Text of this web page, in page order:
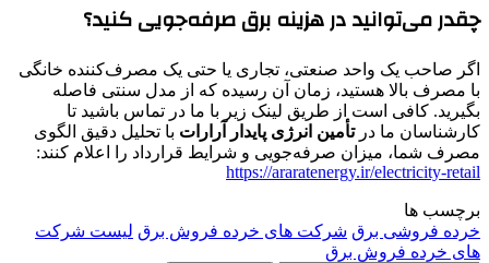
چقدر می‌توانید در هزینه برق صرفه‌جویی کنید؟
اگر صاحب یک واحد صنعتی، تجاری یا حتی یک مصرف‌کننده خانگی
با مصرف بالا هستید، زمان آن رسیده که از مدل سنتی فاصله
بگیرید. کافی است از طریق لینک زیر با ما در تماس باشید تا
کارشناسان ما درتأمین انرژی پایدار آرارات با تحلیل دقیق الگوی
مصرف شما، میزان صرفه‌جویی و شرایط قرارداد را اعلام کنند:
https://araratenergy.ir/electricity-retail
برچسب ها
خرده فروشی برق شرکت های خرده فروش برق لیست شرکت
های خرده فروش برق